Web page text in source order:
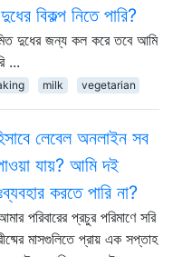
বিকল্প নিতে পারি?
দুধের জন্য কল করে তবে আমি
...
milk vegetarian
লেবেল অনলাইন সব
যায়? আমি দই
করতে পারি না?
পরিবারের প্রচুর পরিমাণে সরি
মাসগুলিতে প্রায় এক সপ্তাহ